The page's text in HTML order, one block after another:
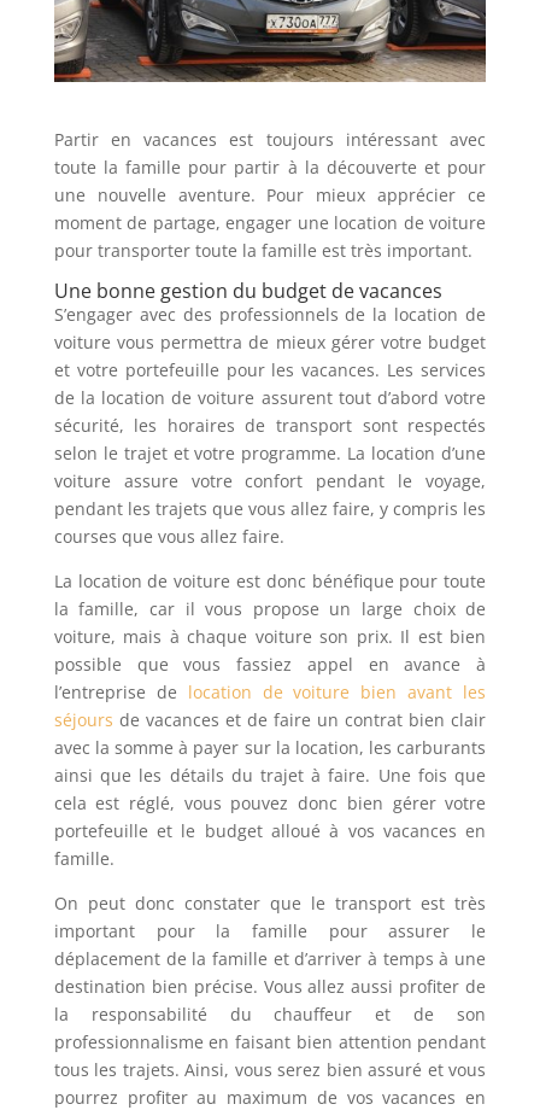
Partir en vacances est toujours intéressant avec
toute la famille pour partir à la découverte et pour
une nouvelle aventure. Pour mieux apprécier ce
moment de partage, engager une location de voiture
pour transporter toute la famille est très important.
Une bonne gestion du budget de vacances
S’engager avec des professionnels de la location de
voiture vous permettra de mieux gérer votre budget
et votre portefeuille pour les vacances. Les services
de la location de voiture assurent tout d’abord votre
sécurité, les horaires de transport sont respectés
selon le trajet et votre programme. La location d’une
voiture assure votre confort pendant le voyage,
pendant les trajets que vous allez faire, y compris les
courses que vous allez faire.
La location de voiture est donc bénéfique pour toute
la famille, car il vous propose un large choix de
voiture, mais à chaque voiture son prix. Il est bien
possible que vous fassiez appel en avance à
l’entreprise de location de voiture bien avant les
séjours de vacances et de faire un contrat bien clair
avec la somme à payer sur la location, les carburants
ainsi que les détails du trajet à faire. Une fois que
cela est réglé, vous pouvez donc bien gérer votre
portefeuille et le budget alloué à vos vacances en
famille.
On peut donc constater que le transport est très
important pour la famille pour assurer le
déplacement de la famille et d’arriver à temps à une
destination bien précise. Vous allez aussi profiter de
la responsabilité du chauffeur et de son
professionnalisme en faisant bien attention pendant
tous les trajets. Ainsi, vous serez bien assuré et vous
pourrez profiter au maximum de vos vacances en